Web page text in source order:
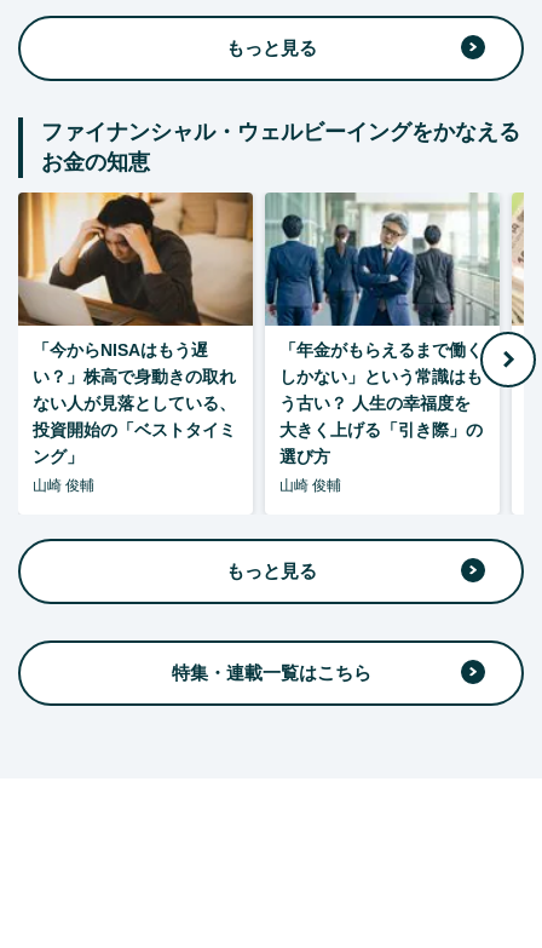
もっと見る
ファイナンシャル・ウェルビーイングをかなえる
お金の知恵
「今からNISAはもう遅
い？」株高で身動きの取れ
ない人が見落としている、
投資開始の「ベストタイミ
ング」
山崎 俊輔
「年金がもらえるまで働く
しかない」という常識はも
う古い？ 人生の幸福度を
大きく上げる「引き際」の
選び方
山崎 俊輔
もっと見る
特集・連載一覧はこちら